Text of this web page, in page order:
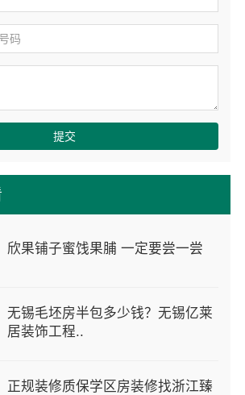
欣果铺子蜜饯果脯 一定要尝一尝
无锡毛坯房半包多少钱？无锡亿莱
居装饰工程..
正规装修质保学区房装修找浙江臻
提交